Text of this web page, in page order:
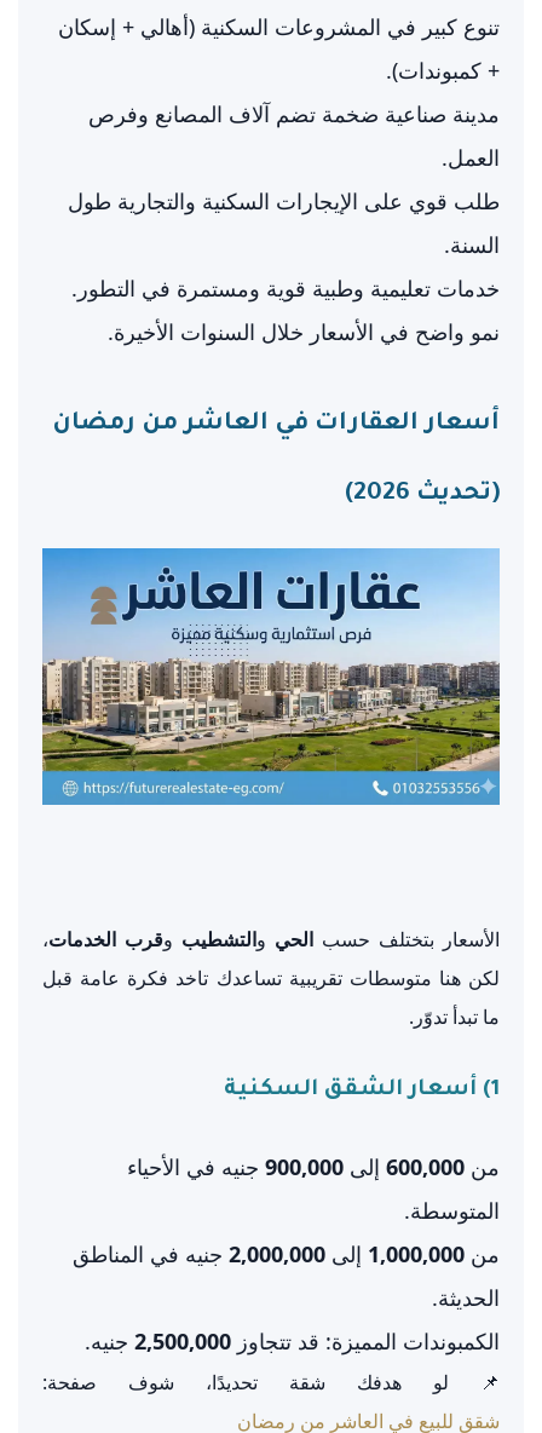
تنوع كبير في المشروعات السكنية (أهالي + إسكان
+ كمبوندات).
مدينة صناعية ضخمة تضم آلاف المصانع وفرص
العمل.
طلب قوي على الإيجارات السكنية والتجارية طول
السنة.
خدمات تعليمية وطبية قوية ومستمرة في التطور.
نمو واضح في الأسعار خلال السنوات الأخيرة.
أسعار العقارات في العاشر من رمضان
(تحديث 2026)
الأسعار بتختلف حسب الحي والتشطيب وقرب الخدمات،
لكن هنا متوسطات تقريبية تساعدك تاخد فكرة عامة قبل
ما تبدأ تدوّر.
1) أسعار الشقق السكنية
من 600,000 إلى 900,000 جنيه في الأحياء
المتوسطة.
من 1,000,000 إلى 2,000,000 جنيه في المناطق
الحديثة.
الكمبوندات المميزة: قد تتجاوز 2,500,000 جنيه.
📌 لو هدفك شقة تحديدًا، شوف صفحة:
شقق للبيع في العاشر من رمضان